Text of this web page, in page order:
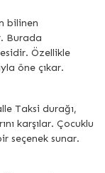
bilinen
Burada
Özellikle
öne çıkar.
Taksi durağı,
karşılar. Çocuklu
seçenek sunar.